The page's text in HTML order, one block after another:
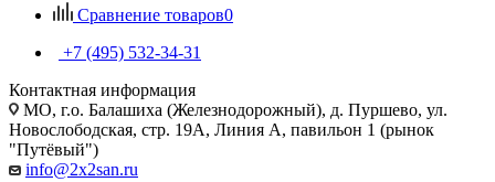
Сравнение товаров0
+7 (495) 532‑34‑31
Контактная информация
МО, г.о. Балашиха (Железнодорожный), д. Пуршево, ул.
Новослободская, стр. 19А, Линия А, павильон 1 (рынок
"Путёвый")
info@2x2san.ru